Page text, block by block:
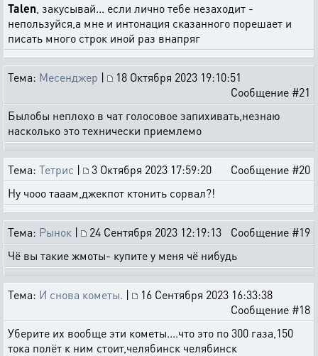
Talen , закусывай... если лично тебе незаходит -
непользуйся,а мне и интонация сказанного порешает и
писать много строк иной раз внапряг
Тема: Месенджер |
18 Октября 2023 19:10:51
Сообщение #21
Былобы неплохо в чат голосовое запихивать,незнаю
насколько это технически приемлемо
Тема: Тетрис | 3 Октября 2023 17:59:20
Сообщение #20
Ну чооо тааам,джекпот ктонить сорвал?!
Тема: Рынок | 24 Сентября 2023 12:19:13
Сообщение #19
Чё вы такие жмоты- купите у меня чё нибудь
Тема: И снова кометы. |
16 Сентября 2023 16:33:38
Сообщение #18
Уберите их вообще эти кометы....что это по 300 газа,150
тока полёт к ним стоит,челябинск челябинск